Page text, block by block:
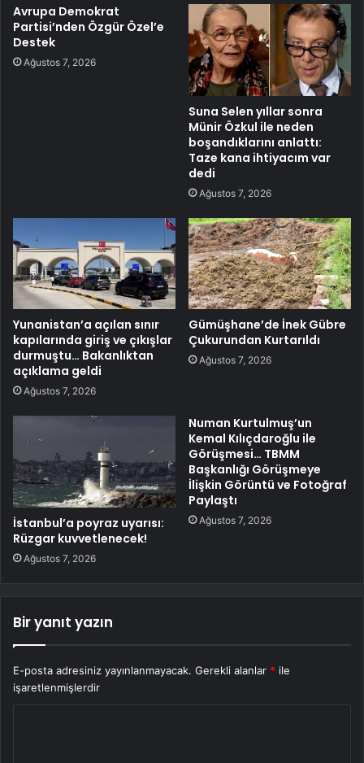
Avrupa Demokrat
Partisi’nden Özgür Özel’e
Destek
Ağustos 7, 2026
Suna Selen yıllar sonra
Münir Özkul ile neden
boşandıklarını anlattı:
Taze kana ihtiyacım var
dedi
Ağustos 7, 2026
Yunanistan’a açılan sınır
kapılarında giriş ve çıkışlar
durmuştu… Bakanlıktan
açıklama geldi
Ağustos 7, 2026
Gümüşhane’de İnek Gübre
Çukurundan Kurtarıldı
Ağustos 7, 2026
İstanbul’a poyraz uyarısı:
Rüzgar kuvvetlenecek!
Ağustos 7, 2026
Numan Kurtulmuş’un
Kemal Kılıçdaroğlu ile
Görüşmesi… TBMM
Başkanlığı Görüşmeye
İlişkin Görüntü ve Fotoğraf
Paylaştı
Ağustos 7, 2026
Bir yanıt yazın
E-posta adresiniz yayınlanmayacak. Gerekli alanlar * ile
işaretlenmişlerdir